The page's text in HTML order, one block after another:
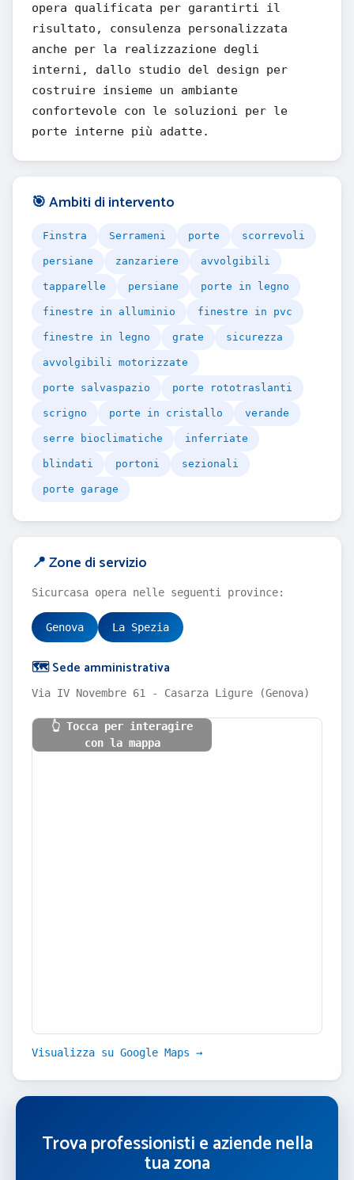
opera qualificata per garantirti il
risultato, consulenza personalizzata
anche per la realizzazione degli
interni, dallo studio del design per
costruire insieme un ambiante
confortevole con le soluzioni per le
porte interne più adatte.
🎯 Ambiti di intervento
Finstra Serrameni porte scorrevoli
persiane zanzariere avvolgibili
tapparelle persiane porte in legno
finestre in alluminio finestre in pvc
finestre in legno grate sicurezza
avvolgibili motorizzate
porte salvaspazio porte rototraslanti
scrigno porte in cristallo verande
serre bioclimatiche inferriate
blindati portoni sezionali
porte garage
📍 Zone di servizio
Sicurcasa opera nelle seguenti province:
Genova La Spezia
🗺️ Sede amministrativa
Via IV Novembre 61 - Casarza Ligure (Genova)
👆 Tocca per interagire
con la mappa
Visualizza su Google Maps →
Trova professionisti e aziende nella
tua zona